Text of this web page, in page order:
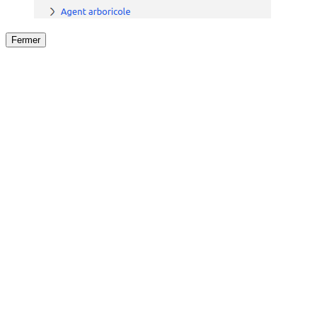
Fermer